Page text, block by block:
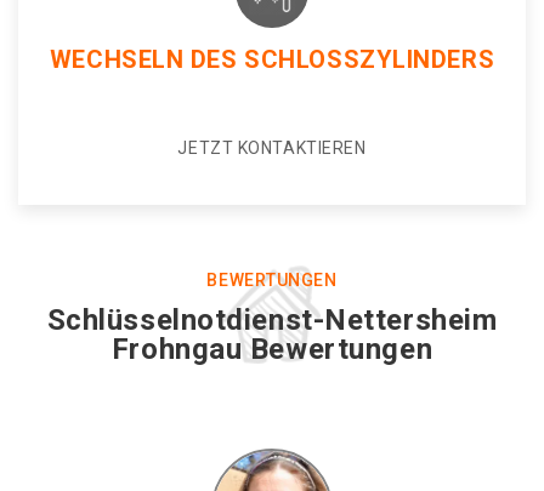
WECHSELN DES SCHLOSSZYLINDERS
JETZT KONTAKTIEREN
BEWERTUNGEN
Schlüsselnotdienst-Nettersheim
Frohngau Bewertungen